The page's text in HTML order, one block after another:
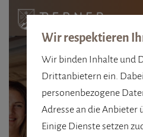
Wir respektieren
Wir binden Inhalte und
Drittanbietern ein.
personenbezogene
Adresse an die
Einige Dienste setzen